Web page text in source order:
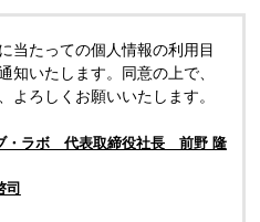
当たっての個人情報の利用目
知いたします。同意の上で、
よろしくお願いいたします。
・ラボ 代表取締役社長 前野 隆
司